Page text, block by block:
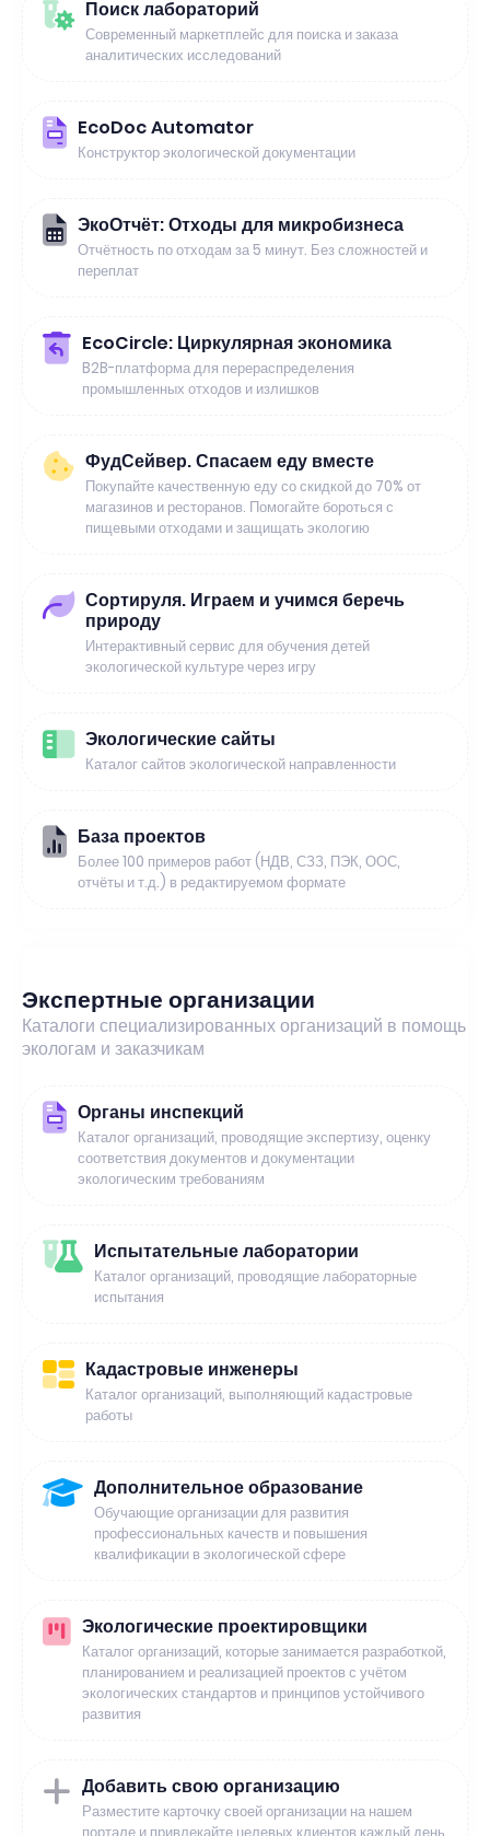
Поиск лабораторий
Современный маркетплейс для поиска и заказа
аналитических исследований
EcoDoc Automator
Конструктор экологической документации
ЭкоОтчёт: Отходы для микробизнеса
Отчётность по отходам за 5 минут. Без сложностей и
переплат
EcoCircle: Циркулярная экономика
B2B-платформа для перераспределения
промышленных отходов и излишков
ФудСейвер. Спасаем еду вместе
Покупайте качественную еду со скидкой до 70% от
магазинов и ресторанов. Помогайте бороться с
пищевыми отходами и защищать экологию
Сортируля. Играем и учимся беречь
природу
Интерактивный сервис для обучения детей
экологической культуре через игру
Экологические сайты
Каталог сайтов экологической направленности
База проектов
Более 100 примеров работ (НДВ, СЗЗ, ПЭК, ООС,
отчёты и т.д.) в редактируемом формате
Экспертные организации
Каталоги специализированных организаций в помощь
экологам и заказчикам
Органы инспекций
Каталог организаций, проводящие экспертизу, оценку
соответствия документов и документации
экологическим требованиям
Испытательные лаборатории
Каталог организаций, проводящие лабораторные
испытания
Кадастровые инженеры
Каталог организаций, выполняющий кадастровые
работы
Дополнительное образование
Обучающие организации для развития
профессиональных качеств и повышения
квалификации в экологической сфере
Экологические проектировщики
Каталог организаций, которые занимается разработкой,
планированием и реализацией проектов с учётом
экологических стандартов и принципов устойчивого
развития
Добавить свою организацию
Разместите карточку своей организации на нашем
портале и привлекайте целевых клиентов каждый день